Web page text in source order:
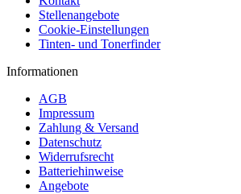
Stellenangebote
Cookie-Einstellungen
Tinten- und Tonerfinder
Informationen
AGB
Impressum
Zahlung & Versand
Datenschutz
Widerrufsrecht
Batteriehinweise
Angebote